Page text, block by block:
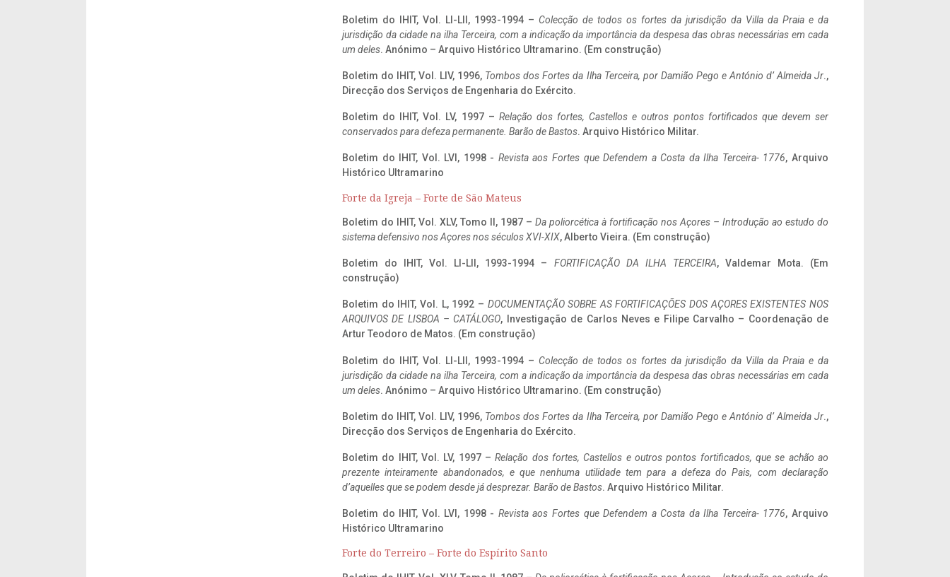
Boletim do IHIT, Vol. LI-LII, 1993-1994 – Colecção de todos os fortes da jurisdição da Villa da Praia e da
jurisdição da cidade na ilha Terceira, com a indicação da importância da despesa das obras necessárias em cada
um deles. Anónimo – Arquivo Histórico Ultramarino. (Em construção)
Boletim do IHIT, Vol. LIV, 1996, Tombos dos Fortes da Ilha Terceira, por Damião Pego e António d’ Almeida Jr.,
Direcção dos Serviços de Engenharia do Exército.
Boletim do IHIT, Vol. LV, 1997 – Relação dos fortes, Castellos e outros pontos fortificados que devem ser
conservados para defeza permanente. Barão de Bastos. Arquivo Histórico Militar.
Boletim do IHIT, Vol. LVI, 1998 - Revista aos Fortes que Defendem a Costa da Ilha Terceira- 1776, Arquivo
Histórico Ultramarino
Forte da Igreja – Forte de São Mateus
Boletim do IHIT, Vol. XLV, Tomo II, 1987 – Da poliorcética à fortificação nos Açores – Introdução ao estudo do
sistema defensivo nos Açores nos séculos XVI-XIX, Alberto Vieira. (Em construção)
Boletim do IHIT, Vol. LI-LII, 1993-1994 – FORTIFICAÇÃO DA ILHA TERCEIRA, Valdemar Mota. (Em
construção)
Boletim do IHIT, Vol. L, 1992 – DOCUMENTAÇÃO SOBRE AS FORTIFICAÇÕES DOS AÇORES EXISTENTES NOS
ARQUIVOS DE LISBOA – CATÁLOGO, Investigação de Carlos Neves e Filipe Carvalho – Coordenação de
Artur Teodoro de Matos. (Em construção)
Boletim do IHIT, Vol. LI-LII, 1993-1994 – Colecção de todos os fortes da jurisdição da Villa da Praia e da
jurisdição da cidade na ilha Terceira, com a indicação da importância da despesa das obras necessárias em cada
um deles. Anónimo – Arquivo Histórico Ultramarino. (Em construção)
Boletim do IHIT, Vol. LIV, 1996, Tombos dos Fortes da Ilha Terceira, por Damião Pego e António d’ Almeida Jr.,
Direcção dos Serviços de Engenharia do Exército.
Boletim do IHIT, Vol. LV, 1997 –Relação dos fortes, Castellos e outros pontos fortificados, que se achão ao
prezente inteiramente abandonados, e que nenhuma utilidade tem para a defeza do Pais, com declaração
d’aquelles que se podem desde já desprezar. Barão de Bastos. Arquivo Histórico Militar.
Boletim do IHIT, Vol. LVI, 1998 - Revista aos Fortes que Defendem a Costa da Ilha Terceira- 1776, Arquivo
Histórico Ultramarino
Forte do Terreiro – Forte do Espírito Santo